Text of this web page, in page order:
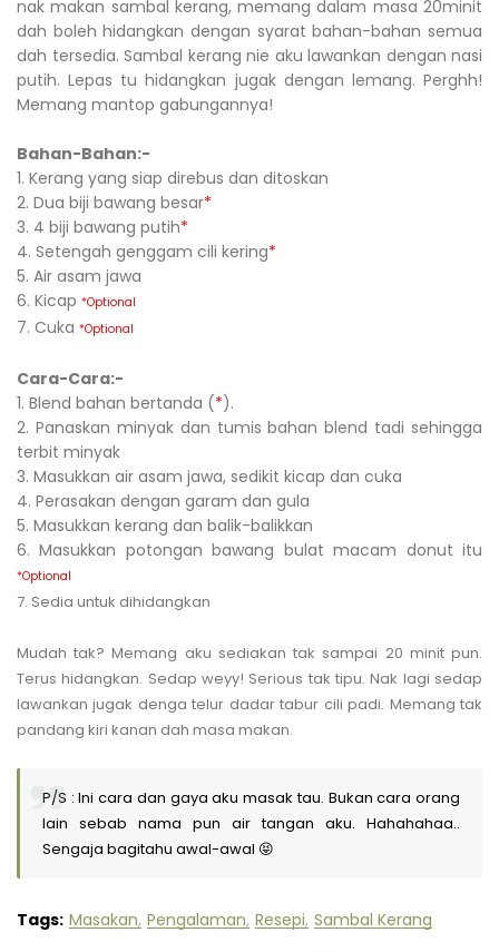
nak makan sambal kerang, memang dalam masa 20minit
dah boleh hidangkan dengan syarat bahan-bahan semua
dah tersedia. Sambal kerang nie aku lawankan dengan nasi
putih. Lepas tu hidangkan jugak dengan lemang. Perghh!
Memang mantop gabungannya!
Bahan-Bahan:-
1. Kerang yang siap direbus dan ditoskan
2. Dua biji bawang besar*
3. 4 biji bawang putih*
4. Setengah genggam cili kering*
5. Air asam jawa
6. Kicap *Optional
7. Cuka *Optional
Cara-Cara:-
1. Blend bahan bertanda (*).
2. Panaskan minyak dan tumis bahan blend tadi sehingga
terbit minyak
3. Masukkan air asam jawa, sedikit kicap dan cuka
4. Perasakan dengan garam dan gula
5. Masukkan kerang dan balik-balikkan
6. Masukkan potongan bawang bulat macam donut itu
*Optional
7. Sedia untuk dihidangkan
Mudah tak? Memang aku sediakan tak sampai 20 minit pun.
Terus hidangkan. Sedap weyy! Serious tak tipu. Nak lagi sedap
lawankan jugak denga telur dadar tabur cili padi. Memang tak
pandang kiri kanan dah masa makan.
P/S : Ini cara dan gaya aku masak tau. Bukan cara orang
lain sebab nama pun air tangan aku. Hahahahaa..
Sengaja bagitahu awal-awal 😝
Tags: Masakan Pengalaman Resepi Sambal Kerang